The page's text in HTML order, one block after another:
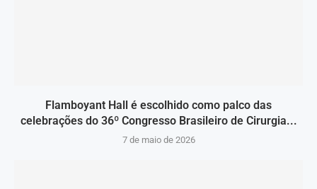
Flamboyant Hall é escolhido como palco das
celebrações do 36º Congresso Brasileiro de Cirurgia...
7 de maio de 2026